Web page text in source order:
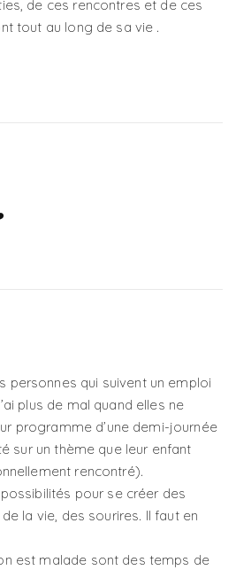
de ces rencontres et de ces
tout au long de sa vie .
personnes qui suivent un emploi
plus de mal quand elles ne
programme d’une demi-journée
sur un thème que leur enfant
rencontré).
pour se créer des
la vie, des sourires. Il faut en
est malade sont des temps de